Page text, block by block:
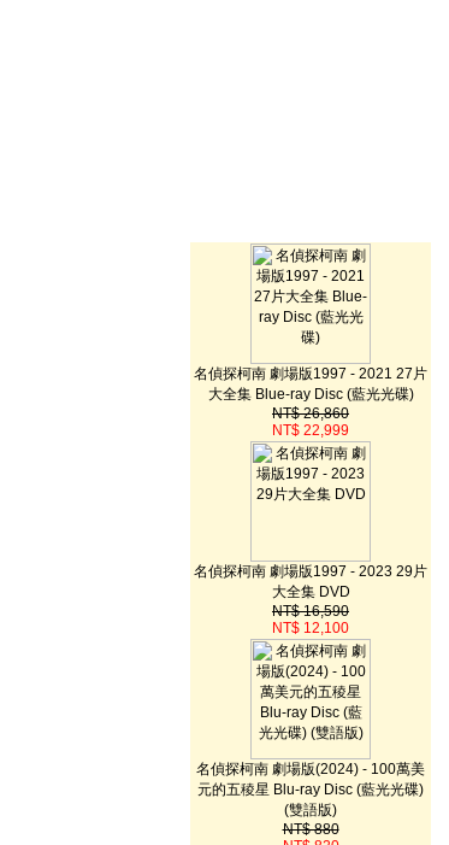
名偵探柯南 劇場版1997 - 2021 27片
大全集 Blue-ray Disc (藍光光碟)
NT$ 26,860
NT$ 22,999
名偵探柯南 劇場版1997 - 2023 29片
大全集 DVD
NT$ 16,590
NT$ 12,100
名偵探柯南 劇場版(2024) - 100萬美
元的五稜星 Blu-ray Disc (藍光光碟)
(雙語版)
NT$ 880
NT$ 820